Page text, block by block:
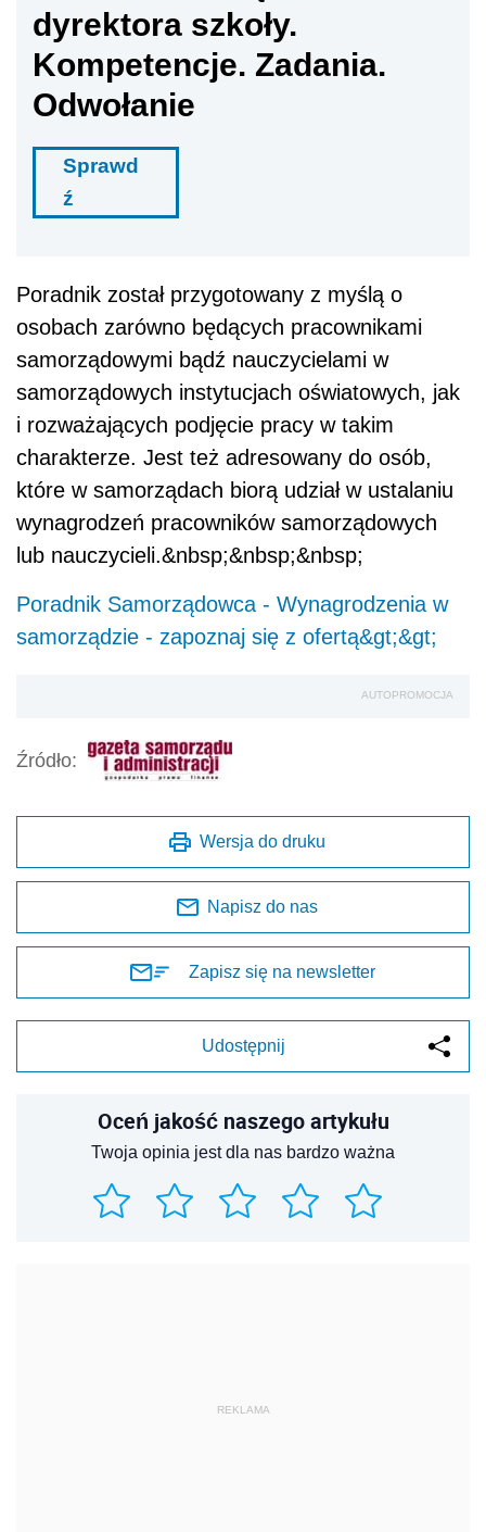
dyrektora szkoły.
Kompetencje. Zadania.
Odwołanie
Sprawd
ź
Poradnik został przygotowany z myślą o
osobach zarówno będących pracownikami
samorządowymi bądź nauczycielami w
samorządowych instytucjach oświatowych, jak
i rozważających podjęcie pracy w takim
charakterze. Jest też adresowany do osób,
które w samorządach biorą udział w ustalaniu
wynagrodzeń pracowników samorządowych
lub nauczycieli.&nbsp;&nbsp;&nbsp;
Poradnik Samorządowca - Wynagrodzenia w
samorządzie - zapoznaj się z ofertą&gt;&gt;
AUTOPROMOCJA
Źródło:
Wersja do druku
Napisz do nas
Zapisz się na newsletter
Udostępnij
Oceń jakość naszego artykułu
Twoja opinia jest dla nas bardzo ważna
REKLAMA